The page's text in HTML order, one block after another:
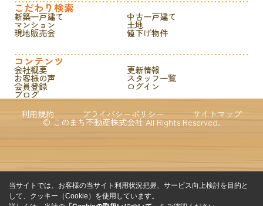
こだわり検索
新築一戸建て 中古一戸建て
マンション 土地
現地販売会 値下げ物件
コンテンツ
会社概要 更新情報
お客様の声 スタッフ一覧
会員登録 ログイン
ブログ
利用規約
プライバシーポリシー サイトマップ
© このまち不動産株式会社 All Rights Reserved.
当サイトでは、お客様の当サイト利用状況把握、サービス向上検討を目的と
して、クッキー（Cookie）を使用しています。